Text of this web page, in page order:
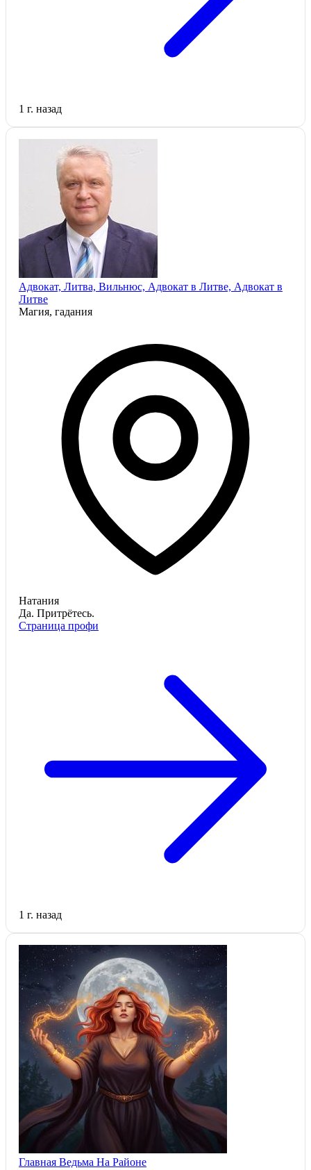
1 г. назад
Адвокат, Литва, Вильнюс, Адвокат в Литве, Адвокат в
Литве
Магия, гадания
Натания
Да. Притрётесь.
Страница профи
1 г. назад
Главная Ведьма На Районе